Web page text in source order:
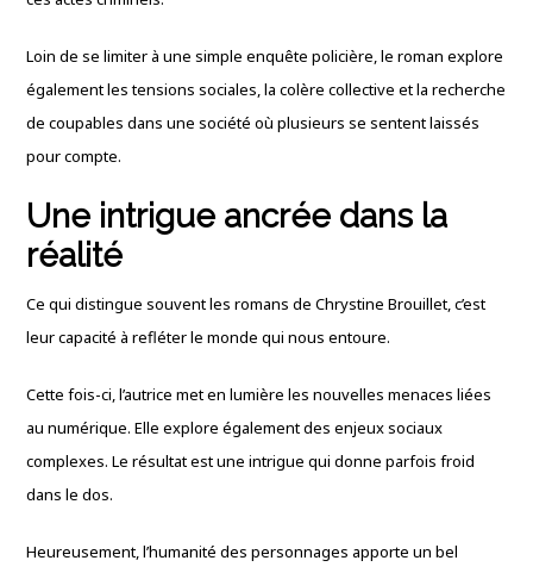
Loin de se limiter à une simple enquête policière, le roman explore
également les tensions sociales, la colère collective et la recherche
de coupables dans une société où plusieurs se sentent laissés
pour compte.
Une intrigue ancrée dans la
réalité
Ce qui distingue souvent les romans de Chrystine Brouillet, c’est
leur capacité à refléter le monde qui nous entoure.
Cette fois-ci, l’autrice met en lumière les nouvelles menaces liées
au numérique. Elle explore également des enjeux sociaux
complexes. Le résultat est une intrigue qui donne parfois froid
dans le dos.
Heureusement, l’humanité des personnages apporte un bel